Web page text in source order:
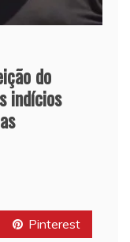
do
indícios
Pinterest